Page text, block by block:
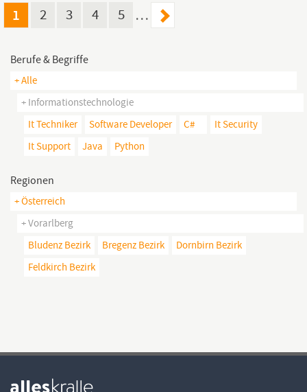
und HR bis Commercial und...
1 2 3 4 5 …
Berufe & Begriffe
+ Alle
+ Informationstechnologie
It Techniker
Software Developer C#
It Security
It Support
Java Python
Regionen
+ Österreich
+ Vorarlberg
Bludenz Bezirk
Bregenz Bezirk
Dornbirn Bezirk
Feldkirch Bezirk